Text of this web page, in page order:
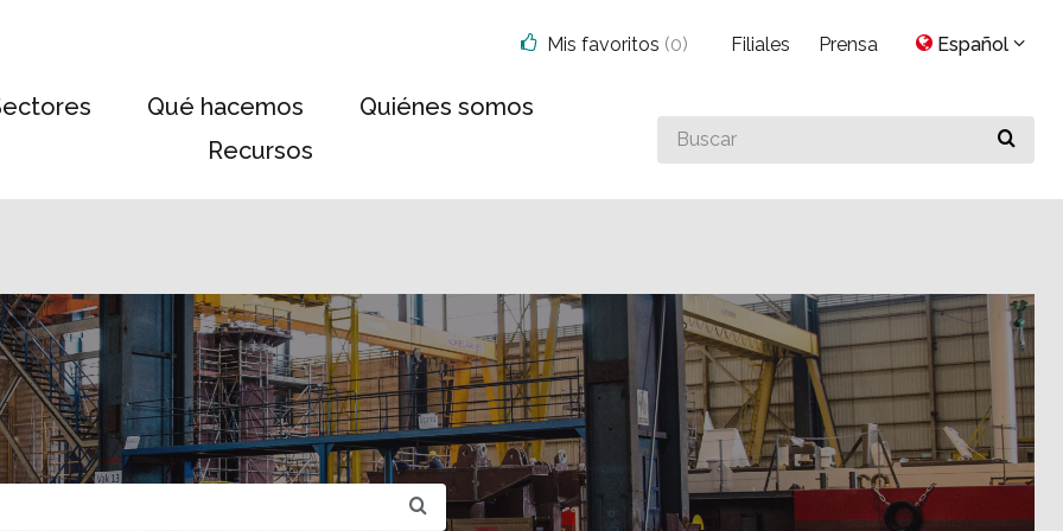
Qué hacemos
Quiénes somos
Recursos
Buscar
algo
Mis favoritos (0) Filiales Prensa Español